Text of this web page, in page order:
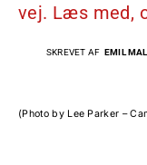
vej. Læs med,
SKREVET AF EMIL
(Photo by Lee Parker –